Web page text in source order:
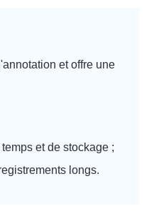
et offre une
et de stockage ;
longs.